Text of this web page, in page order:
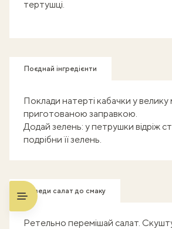
тертушці.
Поєднай інгредієнти
Поклади натерті кабачки у
приготованою заправкою.
Додай зелень: у петрушки відріж
подрібни її зелень.
Доведи салат до смаку
Ретельно перемішай салат.